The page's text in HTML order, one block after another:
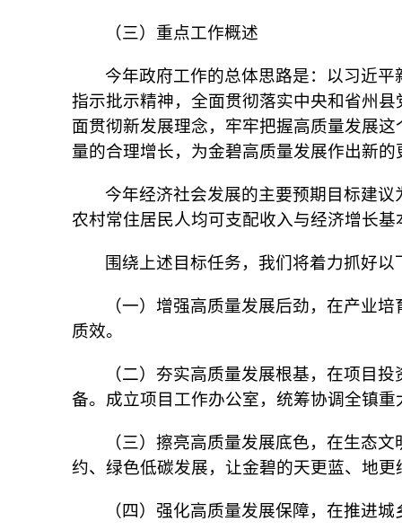
（三）重点工作概述
今年政府工作的总体思路是：以习近
指示批示精神，全面贯彻落实中央和省州
面贯彻新发展理念，牢牢把握高质量发展
量的合理增长，为金碧高质量发展作出新的
今年经济社会发展的主要预期目标建
农村常住居民人均可支配收入与经济增长基
围绕上述目标任务，我们将着力抓好
（一）增强高质量发展后劲，在产业
质效。
（二）夯实高质量发展根基，在项目
备。成立项目工作办公室，统筹协调全镇
（三）擦亮高质量发展底色，在生态
约、绿色低碳发展，让金碧的天更蓝、地更
（四）强化高质量发展保障，在推进